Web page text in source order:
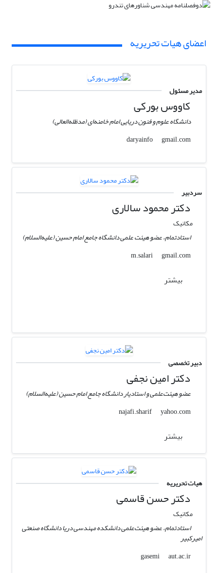
اعضای هیات تحریریه
مدیر مسئول
کاووس بورکی
دانشگاه علوم و فنون دریایی امام خامنه‌ای (مدظله‌العالی)
daryainfo
gmail.com
سردبیر
دکتر محمود سالاری
مکانیک
استادتمام، عضو هیئت علمی دانشگاه جامع امام حسین (علیه‌السلام)
m.salari
gmail.com
بیشتر
دبیر تخصصی
دکتر امین نجفی
عضو هیئت‌علمی و استادیار دانشگاه جامع امام حسین (علیه‌السلام)
najafi.sharif
yahoo.com
بیشتر
هیات تحریریه
دکتر حسن قاسمی
مکانیک
استادتمام، عضو هیئت‌علمی دانشکده مهندسی دریا دانشگاه صنعتی
امیرکبیر
gasemi
aut.ac.ir